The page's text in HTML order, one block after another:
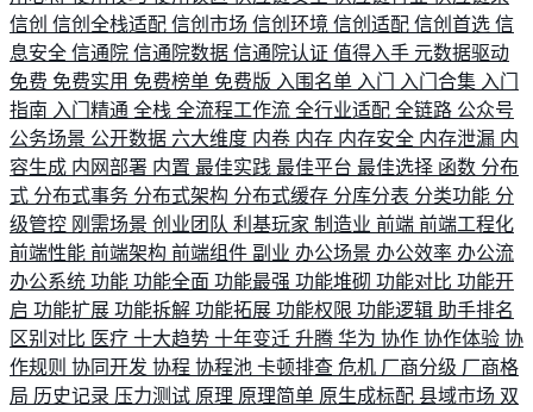
信创 信创全栈适配 信创市场 信创环境 信创适配 信创首选 信
息安全 信通院 信通院数据 信通院认证 值得入手 元数据驱动
免费 免费实用 免费榜单 免费版 入围名单 入门 入门合集 入门
指南 入门精通 全栈 全流程工作流 全行业适配 全链路 公众号
公务场景 公开数据 六大维度 内卷 内存 内存安全 内存泄漏 内
容生成 内网部署 内置 最佳实践 最佳平台 最佳选择 函数 分布
式 分布式事务 分布式架构 分布式缓存 分库分表 分类功能 分
级管控 刚需场景 创业团队 利基玩家 制造业 前端 前端工程化
前端性能 前端架构 前端组件 副业 办公场景 办公效率 办公流
办公系统 功能 功能全面 功能最强 功能堆砌 功能对比 功能开
启 功能扩展 功能拆解 功能拓展 功能权限 功能逻辑 助手排名
区别对比 医疗 十大趋势 十年变迁 升腾 华为 协作 协作体验 协
作规则 协同开发 协程 协程池 卡顿排查 危机 厂商分级 厂商格
局 历史记录 压力测试 原理 原理简单 原生成标配 县域市场 双